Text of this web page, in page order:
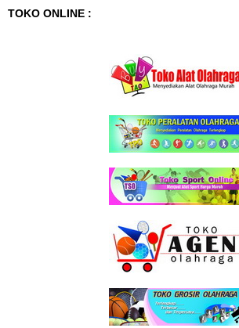
TOKO ONLINE :